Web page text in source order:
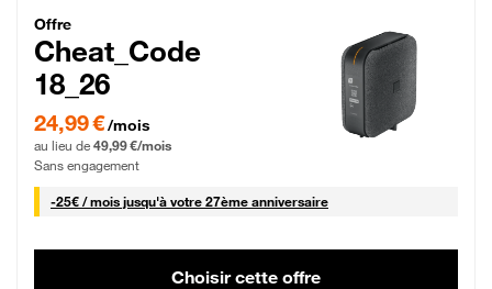
Cheat_Code Fibre_18_26
Offre
Cheat_Code
18_26
24,99 € par mois pendant 0 mois puis 49,99 € par mois, Sans engagement
24,99 €/mois
au lieu de 49,99 €/mois
Sans engagement
-25€ / mois25 € par mois
jusqu'à votre 27ème anniversaire
Choisir cette offre